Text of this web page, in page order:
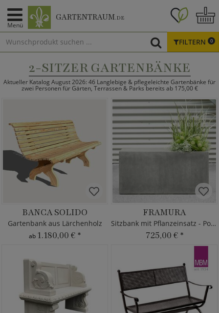
Menü
GARTENTRAUM.DE
FILTERN 0
2-SITZER GARTENBÄNKE
Aktueller Katalog August 2026: 46 Langlebige & pflegeleichte Gartenbänke für
zwei Personen für Gärten, Terrassen & Parks bereits ab 175,00 €
BANCA SOLIDO
Gartenbank aus Lärchenholz
ab 1.180,00 € *
FRAMURA
Sitzbank mit Pflanzeinsatz - Polystone
725,00 € *